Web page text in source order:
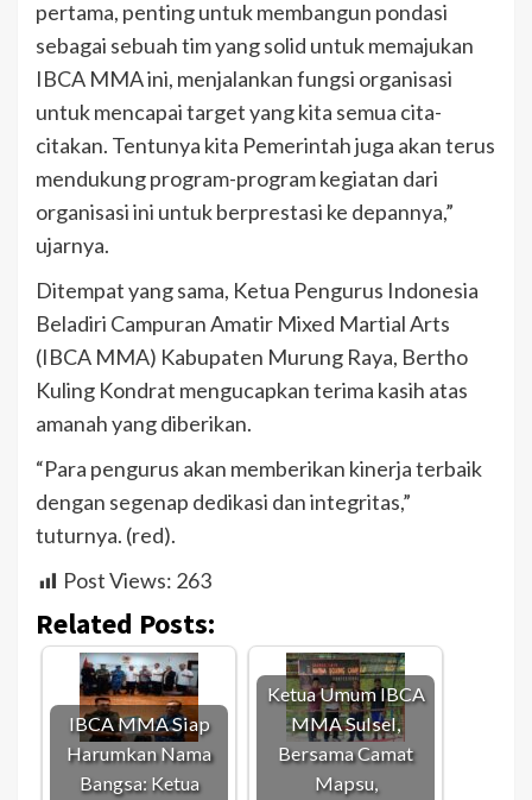
pertama, penting untuk membangun pondasi
sebagai sebuah tim yang solid untuk memajukan
IBCA MMA ini, menjalankan fungsi organisasi
untuk mencapai target yang kita semua cita-
citakan. Tentunya kita Pemerintah juga akan terus
mendukung program-program kegiatan dari
organisasi ini untuk berprestasi ke depannya,”
ujarnya.
Ditempat yang sama, Ketua Pengurus Indonesia
Beladiri Campuran Amatir Mixed Martial Arts
(IBCA MMA) Kabupaten Murung Raya, Bertho
Kuling Kondrat mengucapkan terima kasih atas
amanah yang diberikan.
“Para pengurus akan memberikan kinerja terbaik
dengan segenap dedikasi dan integritas,”
tuturnya. (red).
Post Views: 263
Related Posts:
IBCA MMA Siap
Harumkan Nama
Bangsa: Ketua
Ketua Umum IBCA
MMA Sulsel,
Bersama Camat
Mapsu,